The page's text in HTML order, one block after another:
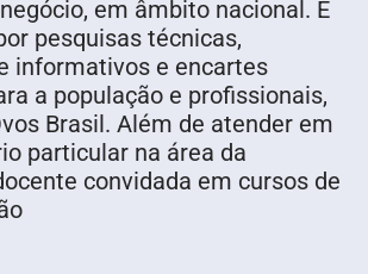
em âmbito nacional. É
pesquisas técnicas,
informativos e encartes
a população e profissionais,
Brasil. Além de atender em
particular na área da
convidada em cursos de